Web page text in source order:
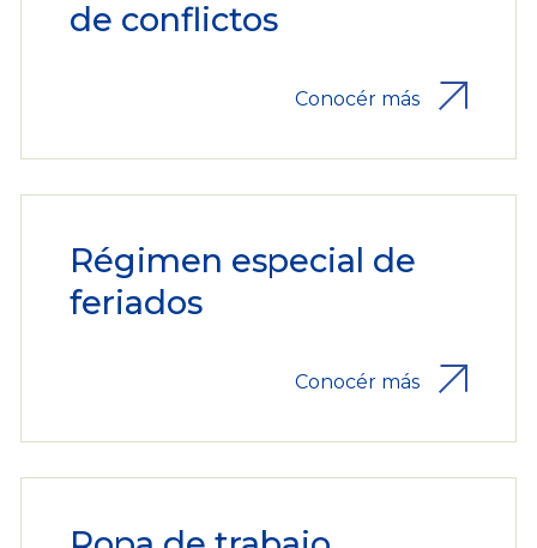
de conflictos
Conocér más
Régimen especial de
feriados
Conocér más